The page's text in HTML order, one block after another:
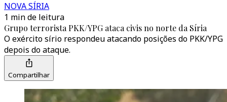
NOVA SÍRIA
1 min de leitura
Grupo terrorista PKK/YPG ataca civis no norte da Síria
O exército sírio respondeu atacando posições do PKK/YPG
depois do ataque.
Compartilhar